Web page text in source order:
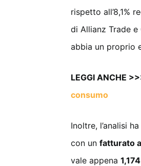
rispetto all’8,1%
di Allianz Trade
abbia un proprio
LEGGI ANCHE
consumo
Inoltre, l’analisi
con un fatturato
vale appena